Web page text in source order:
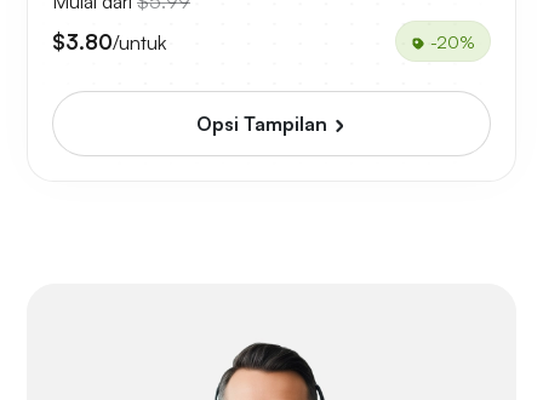
$3.80/untuk -20%
Opsi Tampilan